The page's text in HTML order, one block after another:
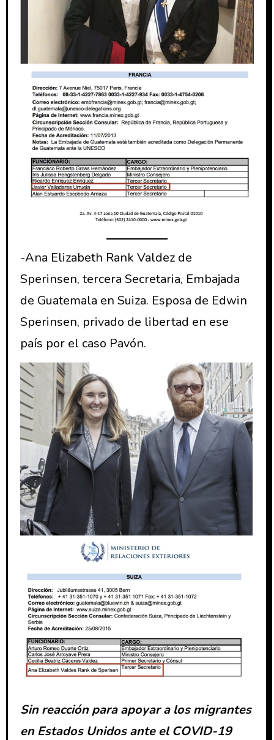
-Ana Elizabeth Rank Valdez de
Sperinsen, tercera Secretaria, Embajada
de Guatemala en Suiza. Esposa de Edwin
Sperinsen, privado de libertad en ese
país por el caso Pavón.
Sin reacción para apoyar a los migrantes
en Estados Unidos ante el COVID-19